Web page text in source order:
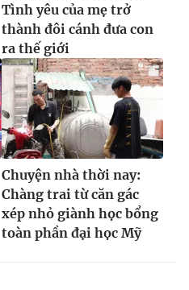
Tình yêu của mẹ trở
thành đôi cánh đưa con
ra thế giới
Chuyện nhà thời nay:
Chàng trai từ căn gác
xép nhỏ giành học bổng
toàn phần đại học Mỹ